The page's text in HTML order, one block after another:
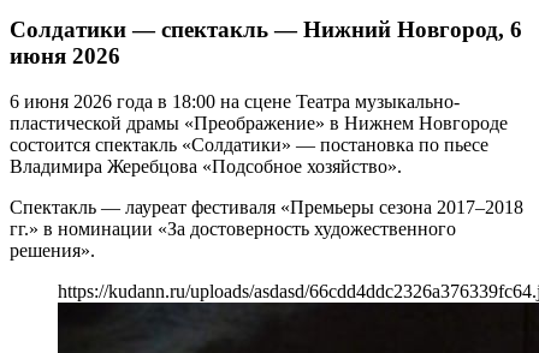
Солдатики — спектакль — Нижний Новгород, 6
июня 2026
6 июня 2026 года в 18:00 на сцене Театра музыкально-
пластической драмы «Преображение» в Нижнем Новгороде
состоится спектакль «Солдатики» — постановка по пьесе
Владимира Жеребцова «Подсобное хозяйство».
Спектакль — лауреат фестиваля «Премьеры сезона 2017–2018
гг.» в номинации «За достоверность художественного
решения».
https://kudann.ru/uploads/asdasd/